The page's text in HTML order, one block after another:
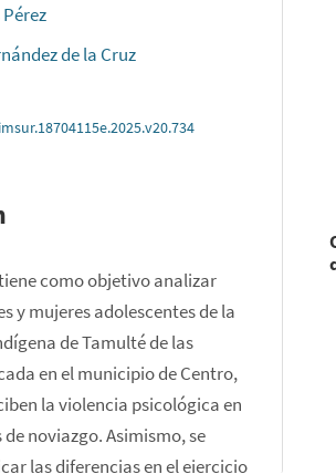
de la Cruz
como objetivo analizar
y mujeres adolescentes de la
de Tamulté de las
en el municipio de Centro,
la violencia psicológica en
noviazgo. Asimismo, se
las diferencias en el ejercicio